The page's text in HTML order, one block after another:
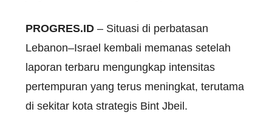
PROGRES.ID – Situasi di perbatasan
Lebanon–Israel kembali memanas setelah
laporan terbaru mengungkap intensitas
pertempuran yang terus meningkat, terutama
di sekitar kota strategis Bint Jbeil.